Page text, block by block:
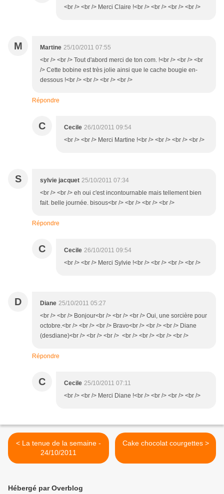
<br /> <br /> Merci Claire !<br /> <br /> <br /> <br />
M Martine 25/10/2011 07:55
<br /> <br /> Tout d'abord merci de ton com. !<br /> <br /> <br
/> Cette bobine est très jolie ainsi que le cache bougie en-
dessous !<br /> <br /> <br /> <br />
Répondre
C Cecile 26/10/2011 09:54
<br /> <br /> Merci Martine !<br /> <br /> <br /> <br />
S sylvie jacquet 25/10/2011 07:34
<br /> <br /> eh oui c'est incontournable mais tellement bien
fait. belle journée. bisous<br /> <br /> <br /> <br />
Répondre
C Cecile 26/10/2011 09:54
<br /> <br /> Merci Sylvie !<br /> <br /> <br /> <br />
D Diane 25/10/2011 05:27
<br /> <br /> Bonjour<br /> <br /> <br /> Oui, une sorcière pour
octobre.<br /> <br /> <br /> Bravo<br /> <br /> <br /> Diane
(desdiane)<br /> <br /> <br /> <br /> <br /> <br /> <br />
Répondre
C Cecile 25/10/2011 07:11
<br /> <br /> Merci Diane !<br /> <br /> <br /> <br />
< La tenue de la semaine -
24/10/2011
Cake chocolat courgettes >
Hébergé par Overblog